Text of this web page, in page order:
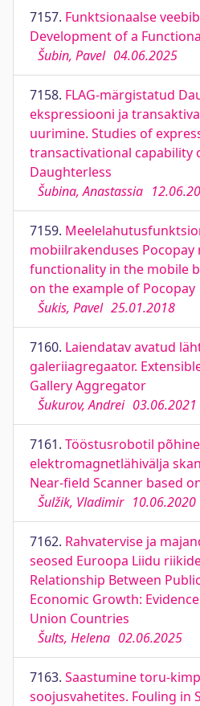
7157. Funktsionaalse
Development of a
Šubin, Pavel 04.06.2025
7158. FLAG-märgistatud
ekspressiooni ja
uurimine. Studies of
transactivational capability
Daughterless
Šubina, Anastassia
7159.
mobiilrakenduses
functionality in the mobile
on the example of Pocopay
Šukis, Pavel 25.01.2018
7160. Laiendatav avatud
galeriiagregaator.
Gallery Aggregator
Šukurov, Andrei 03.06.2021
7161. Tööstusrobotil
elektromagnetlähivälja
Near-field Scanner based
Šulžik, Vladimir 10.06.2020
7162. Rahvatervise ja
seosed Euroopa Liidu
Relationship Between
Economic Growth:
Union Countries
Šults, Helena 02.06.2025
7163. Saastumine toru-
soojusvahetites. Fouling in